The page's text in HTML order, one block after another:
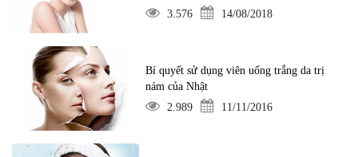
3.576
14/08/2018
Bí quyết sử dụng viên uống trắng da trị
nám của Nhật
2.989
11/11/2016